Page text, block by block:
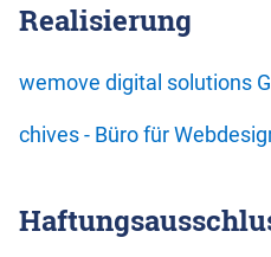
Realisierung
wemove digital solutions
chives - Büro für